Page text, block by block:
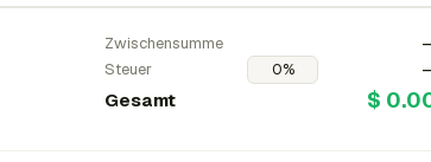
Zwischensumme
Steuer
Gesamt $